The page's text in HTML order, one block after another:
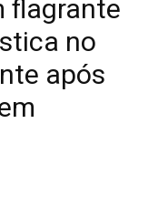
flagrante
no
após